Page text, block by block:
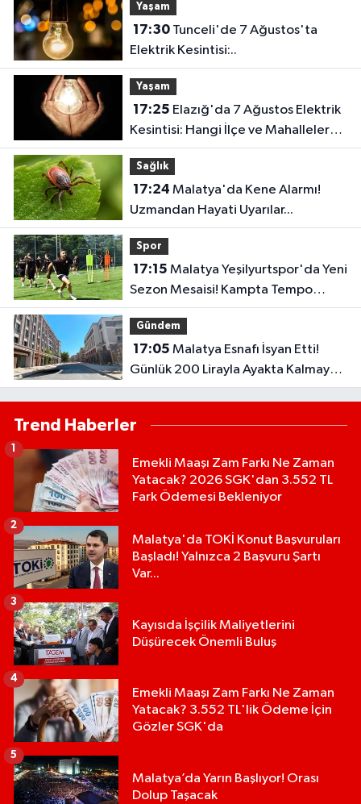
Yaşam
17:30Tunceli'de 7 Ağustos'ta
Elektrik Kesintisi:..
Yaşam
17:25
Kesintisi: Hangi İlçe ve Mahallelerde
Elektrikler Kesilecek?
Sağlık
17:24
Uzmandan Hayati Uyarılar...
Spor
17:15
Sezon Mesaisi! Kampta Tempo
Zirveye Çıktı
Gündem
17:05
Günlük 200 Lirayla Ayakta Kalmaya
Çalışıyoruz
Trend Haberler
Emekli Maaşı Zam Farkı Ne Zaman
Yatacak? 2026 SGK'dan 3.552 TL
Fark Ödemesi Bekleniyor
1
Malatya'da TOKİ Konut Başvuruları
Başladı! Yalnızca 2 Başvuru Şartı
Var...
2
Kayısıda İşçilik Maliyetlerini
Düşürecek Önemli Buluş
3
Emekli Maaşı Zam Farkı Ne Zaman
Yatacak? 3.552 TL'lik Ödeme İçin
Gözler SGK'da
4
Malatya’da Yarın Başlıyor! Orası
Dolup Taşacak
5